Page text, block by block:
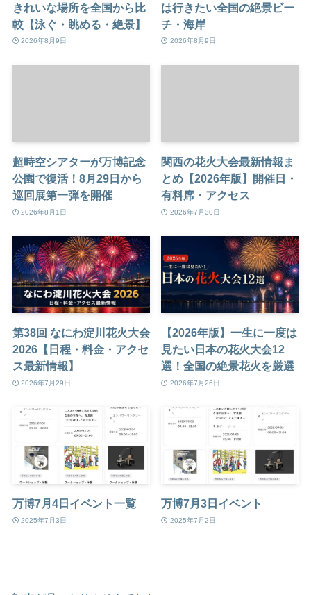
きれいな場所を全国から比
較【泳ぐ・眺める・絶景】
2026年8月9日
は行きたい全国の絶景ビー
チ・海岸
2026年8月9日
超時空シアターが万博記念
公園で復活！8月29日から
巡回展第一弾を開催
2026年8月1日
関西の花火大会最新情報ま
とめ【2026年版】開催日・
有料席・アクセス
2026年7月30日
第38回 なにわ淀川花火大会
2026【日程・料金・アクセ
ス最新情報】
2026年7月29日
【2026年版】一生に一度は
見たい日本の花火大会12
選！全国の絶景花火を厳選
2026年7月26日
万博7月4日イベント一覧
2025年7月3日
万博7月3日イベント
2025年7月2日